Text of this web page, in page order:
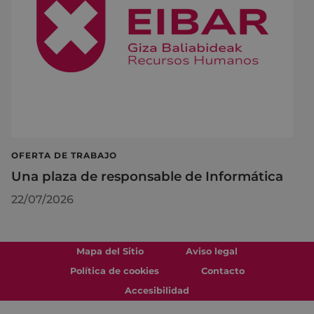
OFERTA DE TRABAJO
Una plaza de responsable de Informática
22/07/2026
Mapa del Sitio
Aviso legal
Política de cookies
Contacto
Accesibilidad